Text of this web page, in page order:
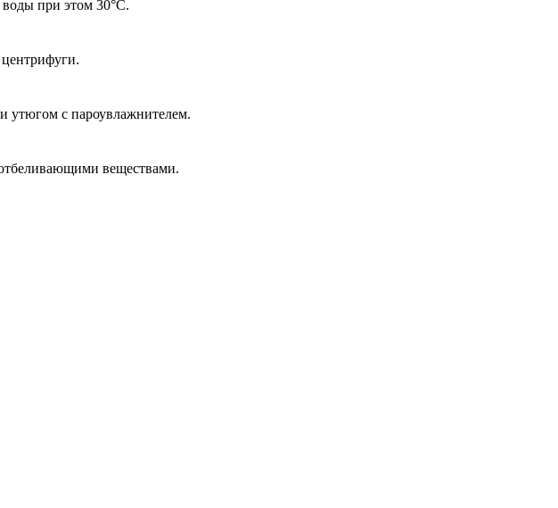
воды при этом 30°С.
утюгом с пароувлажнителем.
веществами.